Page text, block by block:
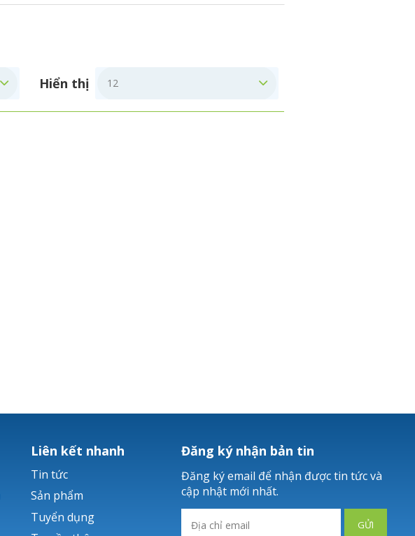
Hiển thị
Liên kết nhanh
Tin tức
Sản phẩm
Tuyển dụng
Đăng ký nhận bản tin
Đăng ký email để nhận được tin tức và
cập nhật mới nhất.
GỬI